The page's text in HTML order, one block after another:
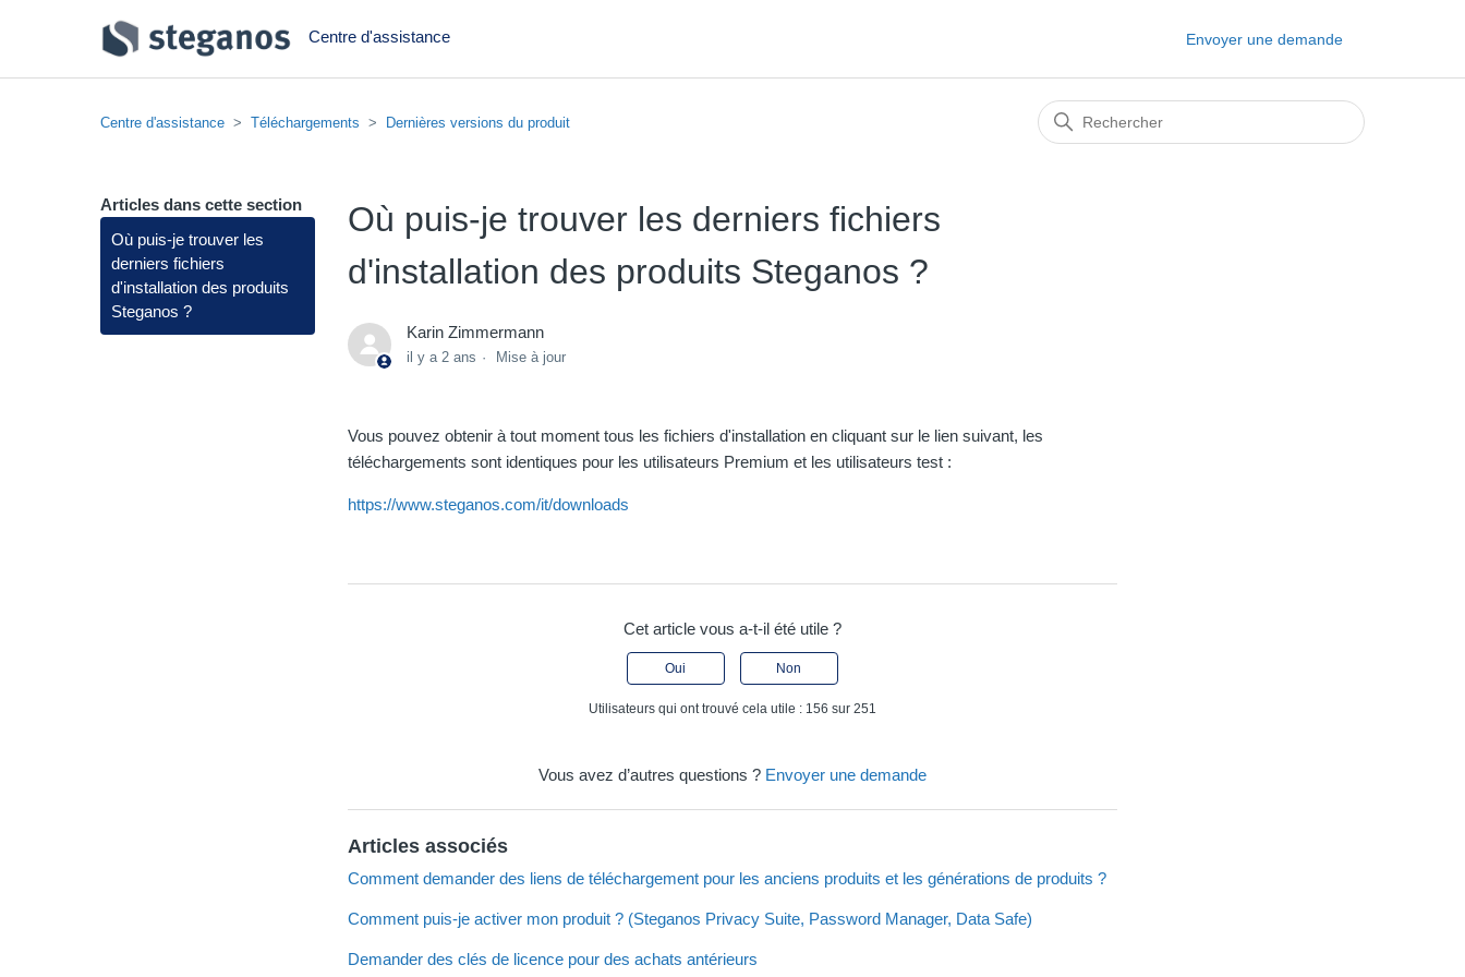
Centre d'assistance Envoyer une demande
Centre d'assistance Téléchargements Dernières versions du produit
Articles dans cette section
Où puis-je trouver les
derniers fichiers
d'installation des produits
Steganos ?
Où puis-je trouver les derniers fichiers
d'installation des produits Steganos ?
Karin Zimmermann
il y a 2 ans Mise à jour
Vous pouvez obtenir à tout moment tous les fichiers d'installation en cliquant sur le lien suivant, les
téléchargements sont identiques pour les utilisateurs Premium et les utilisateurs test :
https://www.steganos.com/it/downloads
Cet article vous a-t-il été utile ?
Oui Non
Utilisateurs qui ont trouvé cela utile : 156 sur 251
Vous avez d’autres questions ? Envoyer une demande
Articles associés
Comment demander des liens de téléchargement pour les anciens produits et les générations de produits ?
Comment puis-je activer mon produit ? (Steganos Privacy Suite, Password Manager, Data Safe)
Demander des clés de licence pour des achats antérieurs